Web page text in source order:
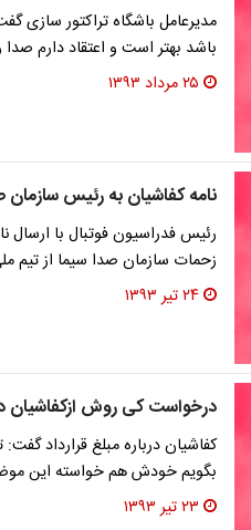
مدیرعامل باشگاه تراکتور سازی
باشد بهتر است و اعتقاد دارم صدا
۲۵ مرداد ۱۳۹۳
نامه کفاشیان به رئیس سازمان
رئیس فدراسیون فوتبال با ارسال
زحمات سازمان صدا سیما از تیم
۲۴ تیر ۱۳۹۳
درخواست کی روش ازکفاشیان
کفاشیان درباره مبلغ قرارداد
بگویم خودش هم خواسته این
۲۳ تیر ۱۳۹۳